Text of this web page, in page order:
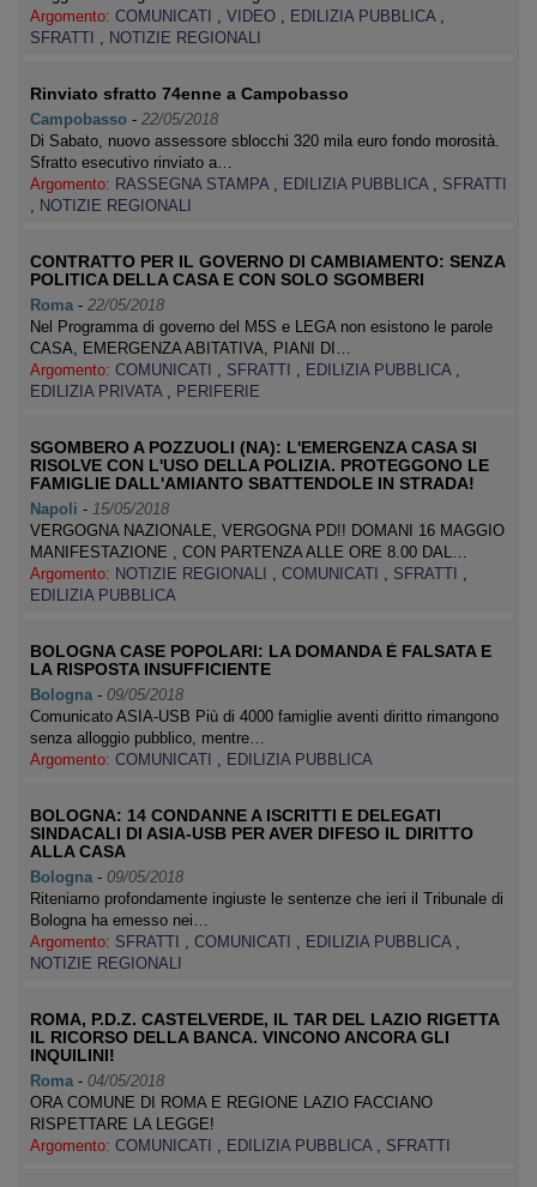
Argomento: COMUNICATI , VIDEO , EDILIZIA PUBBLICA ,
SFRATTI , NOTIZIE REGIONALI
Rinviato sfratto 74enne a Campobasso
Campobasso - 22/05/2018
Di Sabato, nuovo assessore sblocchi 320 mila euro fondo morosità.
Sfratto esecutivo rinviato a…
Argomento: RASSEGNA STAMPA , EDILIZIA PUBBLICA , SFRATTI
, NOTIZIE REGIONALI
CONTRATTO PER IL GOVERNO DI CAMBIAMENTO: SENZA
POLITICA DELLA CASA E CON SOLO SGOMBERI
Roma - 22/05/2018
Nel Programma di governo del M5S e LEGA non esistono le parole
CASA, EMERGENZA ABITATIVA, PIANI DI…
Argomento: COMUNICATI , SFRATTI , EDILIZIA PUBBLICA ,
EDILIZIA PRIVATA , PERIFERIE
SGOMBERO A POZZUOLI (NA): L'EMERGENZA CASA SI
RISOLVE CON L'USO DELLA POLIZIA. PROTEGGONO LE
FAMIGLIE DALL'AMIANTO SBATTENDOLE IN STRADA!
Napoli - 15/05/2018
VERGOGNA NAZIONALE, VERGOGNA PD!! DOMANI 16 MAGGIO
MANIFESTAZIONE , CON PARTENZA ALLE ORE 8.00 DAL…
Argomento: NOTIZIE REGIONALI , COMUNICATI , SFRATTI ,
EDILIZIA PUBBLICA
BOLOGNA CASE POPOLARI: LA DOMANDA È FALSATA E
LA RISPOSTA INSUFFICIENTE
Bologna - 09/05/2018
Comunicato ASIA-USB Più di 4000 famiglie aventi diritto rimangono
senza alloggio pubblico, mentre…
Argomento: COMUNICATI , EDILIZIA PUBBLICA
BOLOGNA: 14 CONDANNE A ISCRITTI E DELEGATI
SINDACALI DI ASIA-USB PER AVER DIFESO IL DIRITTO
ALLA CASA
Bologna - 09/05/2018
Riteniamo profondamente ingiuste le sentenze che ieri il Tribunale di
Bologna ha emesso nei…
Argomento: SFRATTI , COMUNICATI , EDILIZIA PUBBLICA ,
NOTIZIE REGIONALI
ROMA, P.D.Z. CASTELVERDE, IL TAR DEL LAZIO RIGETTA
IL RICORSO DELLA BANCA. VINCONO ANCORA GLI
INQUILINI!
Roma - 04/05/2018
ORA COMUNE DI ROMA E REGIONE LAZIO FACCIANO
RISPETTARE LA LEGGE!
Argomento: COMUNICATI , EDILIZIA PUBBLICA , SFRATTI